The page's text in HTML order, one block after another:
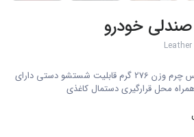
خودرو
ابعاد 53 × 40 سانتی متر جنس چرم وزن 276 گرم قابلیت شستشو دستی دارای